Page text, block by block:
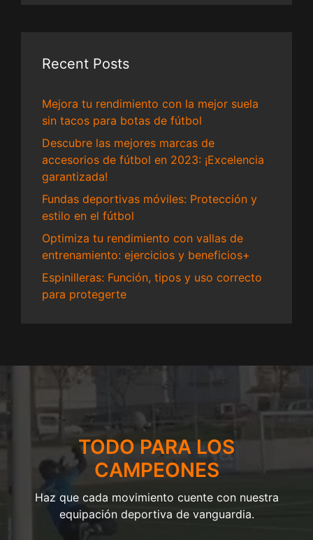
Recent Posts
Mejora tu rendimiento con la mejor suela
sin tacos para botas de fútbol
Descubre las mejores marcas de
accesorios de fútbol en 2023: ¡Excelencia
garantizada!
Fundas deportivas móviles: Protección y
estilo en el fútbol
Optimiza tu rendimiento con vallas de
entrenamiento: ejercicios y beneficios+
Espinilleras: Función, tipos y uso correcto
para protegerte
TODO PARA LOS
CAMPEONES
Haz que cada movimiento cuente con nuestra
equipación deportiva de vanguardia.